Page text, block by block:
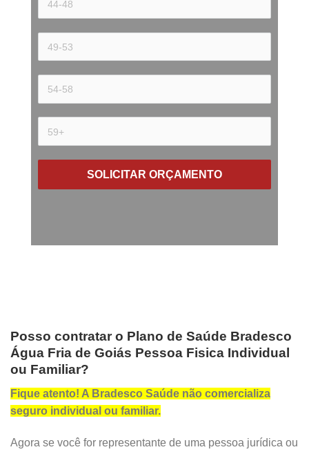
SOLICITAR ORÇAMENTO
Posso contratar o Plano de Saúde Bradesco
Água Fria de Goiás Pessoa Fisica Individual
ou Familiar?
Fique atento! A Bradesco Saúde não comercializa
seguro individual ou familiar.
Agora se você for representante de uma pessoa jurídica ou